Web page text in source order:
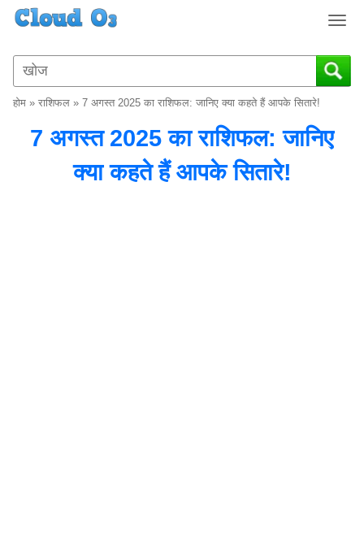
T
g
g
होम » राशिफल » 7 अगस्त 2025 का राशिफल: जानिए क्या कहते हैं आपके सितारे!
7 अगस्त 2025 का राशिफल: जानिए
क्या कहते हैं आपके सितारे!